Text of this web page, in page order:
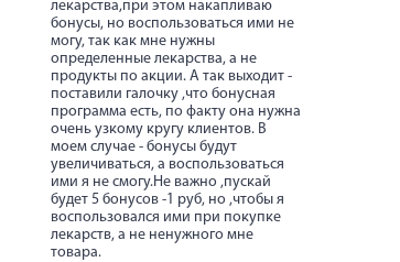
лекарства,при этом накапливаю
бонусы, но воспользоваться ими не
могу, так как мне нужны
определенные лекарства, а не
продукты по акции. А так выходит -
поставили галочку ,что бонусная
программа есть, по факту она нужна
очень узкому кругу клиентов. В
моем случае - бонусы будут
увеличиваться, а воспользоваться
ими я не смогу.Не важно ,пускай
будет 5 бонусов -1 руб, но ,чтобы я
воспользовался ими при покупке
лекарств, а не ненужного мне
товара.